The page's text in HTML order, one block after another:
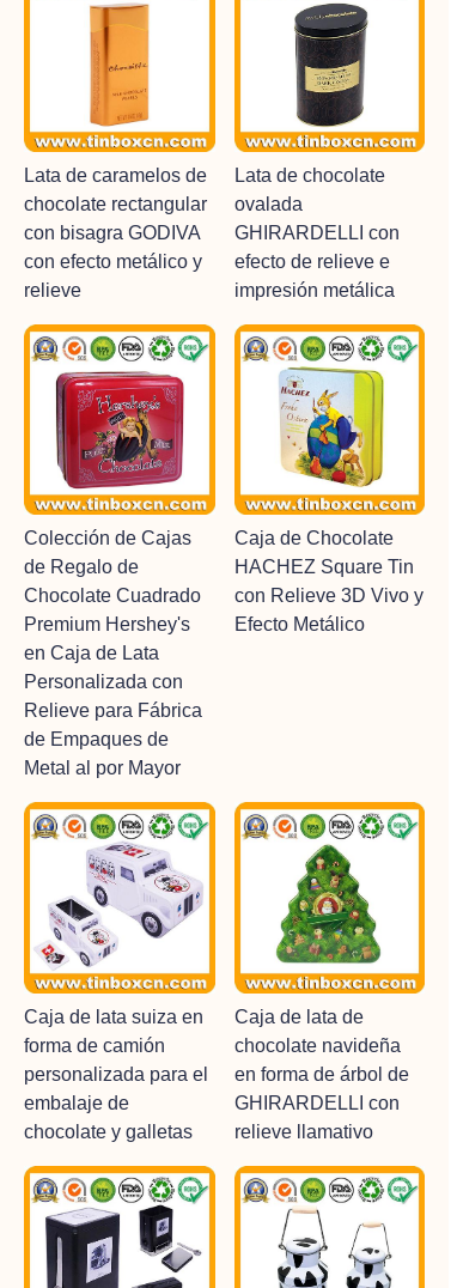
Lata de caramelos de
chocolate rectangular
con bisagra GODIVA
con efecto metálico y
relieve
Lata de chocolate
ovalada
GHIRARDELLI con
efecto de relieve e
impresión metálica
Colección de Cajas
de Regalo de
Chocolate Cuadrado
Premium Hershey's
en Caja de Lata
Personalizada con
Relieve para Fábrica
de Empaques de
Metal al por Mayor
Caja de Chocolate
HACHEZ Square Tin
con Relieve 3D Vivo y
Efecto Metálico
Caja de lata suiza en
forma de camión
personalizada para el
embalaje de
chocolate y galletas
Caja de lata de
chocolate navideña
en forma de árbol de
GHIRARDELLI con
relieve llamativo